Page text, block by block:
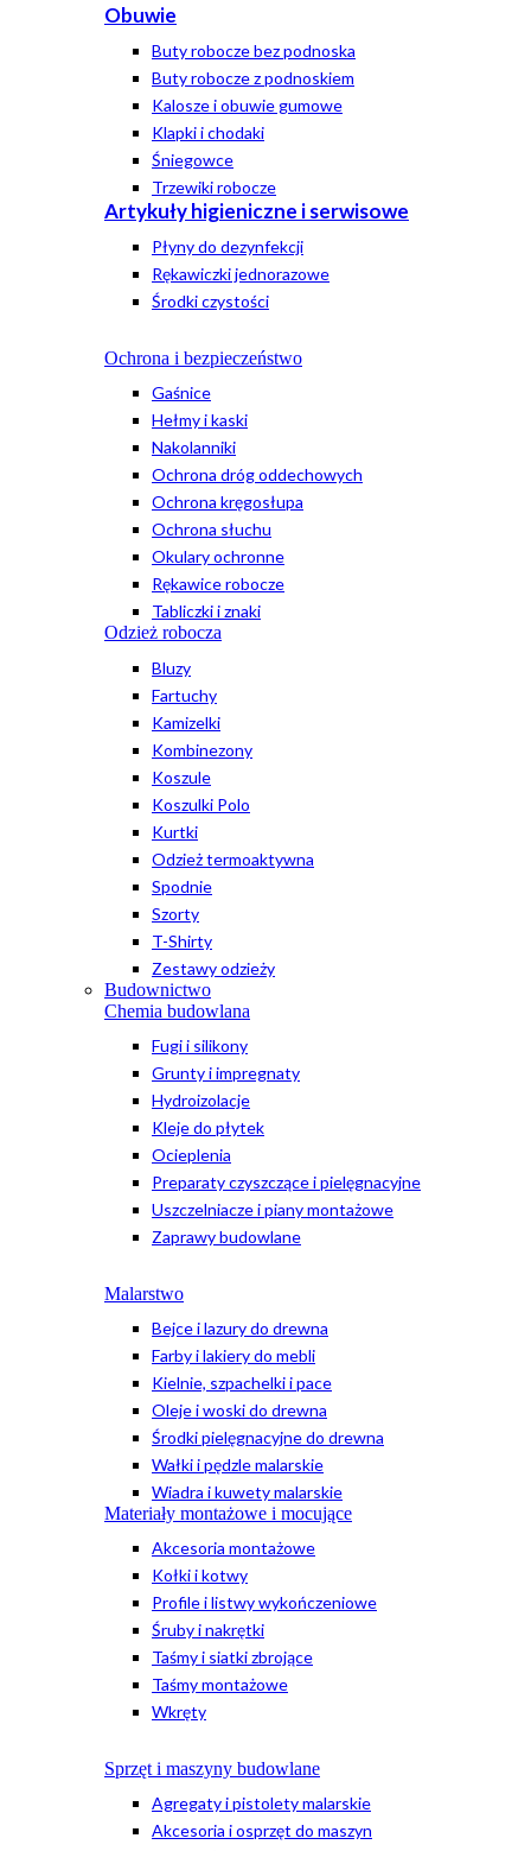
Obuwie
Buty robocze bez podnoska
Buty robocze z podnoskiem
Kalosze i obuwie gumowe
Klapki i chodaki
Śniegowce
Trzewiki robocze
Artykuły higieniczne i serwisowe
Płyny do dezynfekcji
Rękawiczki jednorazowe
Środki czystości
Ochrona i bezpieczeństwo
Gaśnice
Hełmy i kaski
Nakolanniki
Ochrona dróg oddechowych
Ochrona kręgosłupa
Ochrona słuchu
Okulary ochronne
Rękawice robocze
Tabliczki i znaki
Odzież robocza
Bluzy
Fartuchy
Kamizelki
Kombinezony
Koszule
Koszulki Polo
Kurtki
Odzież termoaktywna
Spodnie
Szorty
T-Shirty
Zestawy odzieży
Budownictwo
Chemia budowlana
Fugi i silikony
Grunty i impregnaty
Hydroizolacje
Kleje do płytek
Ocieplenia
Preparaty czyszczące i pielęgnacyjne
Uszczelniacze i piany montażowe
Zaprawy budowlane
Malarstwo
Bejce i lazury do drewna
Farby i lakiery do mebli
Kielnie, szpachelki i pace
Oleje i woski do drewna
Środki pielęgnacyjne do drewna
Wałki i pędzle malarskie
Wiadra i kuwety malarskie
Materiały montażowe i mocujące
Akcesoria montażowe
Kołki i kotwy
Profile i listwy wykończeniowe
Śruby i nakrętki
Taśmy i siatki zbrojące
Taśmy montażowe
Wkręty
Sprzęt i maszyny budowlane
Agregaty i pistolety malarskie
Akcesoria i osprzęt do maszyn